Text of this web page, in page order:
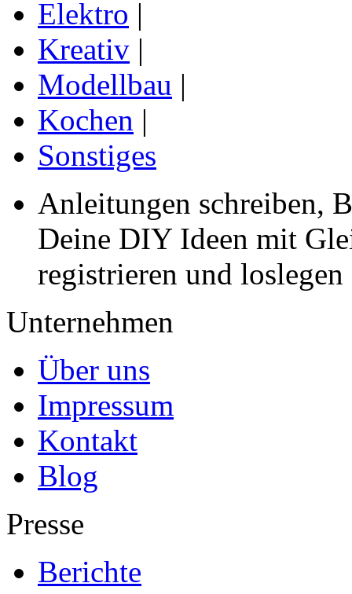
Elektro |
Kreativ |
Modellbau |
Kochen |
Sonstiges
Anleitungen schreiben,
Deine DIY Ideen mit
registrieren und loslegen
Unternehmen
Über uns
Impressum
Kontakt
Blog
Presse
Berichte